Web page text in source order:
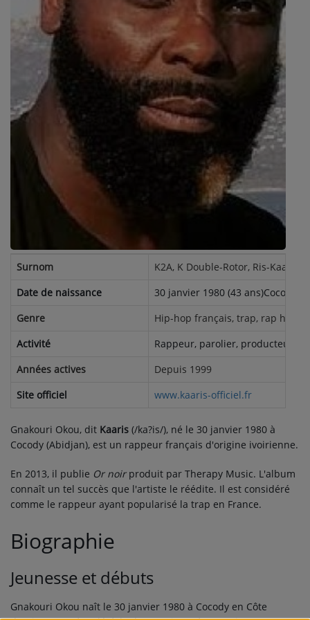
ARTISTES
PLAYLIST
TITRES DIFFUSÉS
Médias
PHOTOS
PODCASTS
Joliba TV News / FM
QUI SOMMES-NOUS ?
Se connecter
Surnom
K2A, K Double-Rotor, Ris-Kaa,
Date de naissance
30 janvier 1980 (43 ans)Cocody,
Genre
Hip-hop français, trap, rap
Activité
Rappeur, parolier, producteur
Années actives
Depuis 1999
Site officiel
www.kaaris-officiel.fr
Gnakouri Okou, dit Kaaris (/ka?is/), né le 30 janvier 1980 à
Cocody (Abidjan), est un rappeur français d'origine ivoirienne.
En 2013, il publie Or noirproduit par Therapy Music. L'album
connaît un tel succès que l'artiste le réédite. Il est considéré
comme le rappeur ayant popularisé la trap en France.
Biographie
Jeunesse et débuts
Gnakouri Okou naît le 30 janvier 1980 à Cocody en Côte